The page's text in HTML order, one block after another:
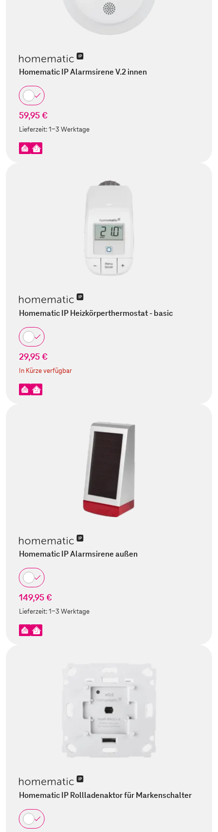
Homematic IP Alarmsirene V.2 innen
59,95 €
Lieferzeit:1-3 Werktage
Homematic IP Heizkörperthermostat - basic
29,95 €
In Kürze verfügbar
Homematic IP Alarmsirene außen
149,95 €
Lieferzeit:1-3 Werktage
Homematic IP Rollladenaktor für Markenschalter